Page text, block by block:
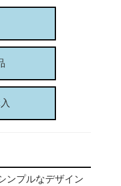
ンプルなデザイン